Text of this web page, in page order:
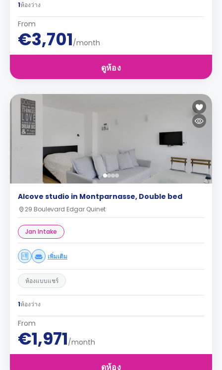
1ห้องว่าง
From
€3,701/month
ดูห้อง
Alcove studio in Montparnasse, Double bed
29 Boulevard Edgar Quinet
Jan Intake
เพิ่มเติม
ห้องแบบแชร์
1ห้องว่าง
From
€1,971/month
ดูห้อง